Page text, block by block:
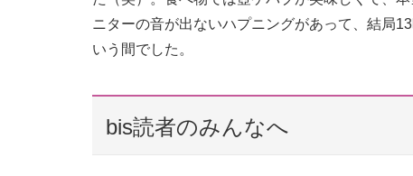
ニターの音が出ないハプニングがあって、結局
いう間でした。
bis読者のみんなへ